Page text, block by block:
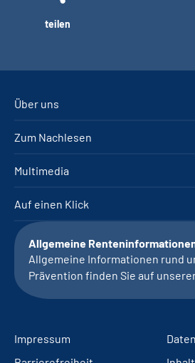
teilen
Über uns
Zum Nachlesen
Multimedia
Auf einen Klick
Allgemeine
Allgemeine Informationen rund
Prävention finden Sie auf
Impressum